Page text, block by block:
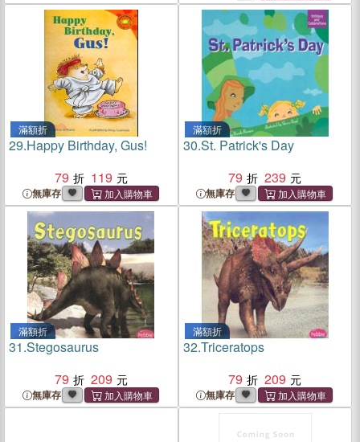
滿額折
29.Happy Birthday, Gus!
79
119
無庫存
滿額折
30.St. Patrick's Day
79
239
無庫存
滿額折
31.Stegosaurus
79
209
無庫存
滿額折
32.Triceratops
79
209
無庫存